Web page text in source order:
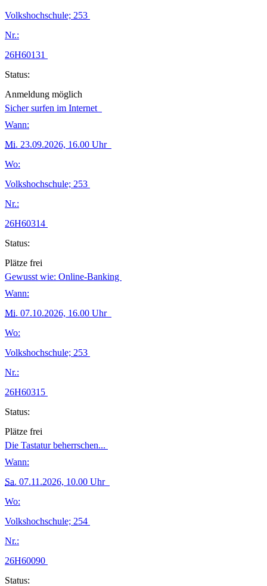
Volkshochschule; 253
Nr.:
26H60131
Status:
Anmeldung möglich
Sicher surfen im Internet
Wann:
Mi. 23.09.2026, 16.00 Uhr
Wo:
Volkshochschule; 253
Nr.:
26H60314
Status:
Plätze frei
Gewusst wie: Online-Banking
Wann:
Mi. 07.10.2026, 16.00 Uhr
Wo:
Volkshochschule; 253
Nr.:
26H60315
Status:
Plätze frei
Die Tastatur beherrschen...
Wann:
Sa. 07.11.2026, 10.00 Uhr
Wo:
Volkshochschule; 254
Nr.:
26H60090
Status: